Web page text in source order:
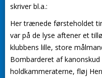
skriver bl.a.:
Her trænede førsteholdet
var på de lyse aftener et
klubbens lille, store
Bombarderet af
holdkammeraterne, fløj